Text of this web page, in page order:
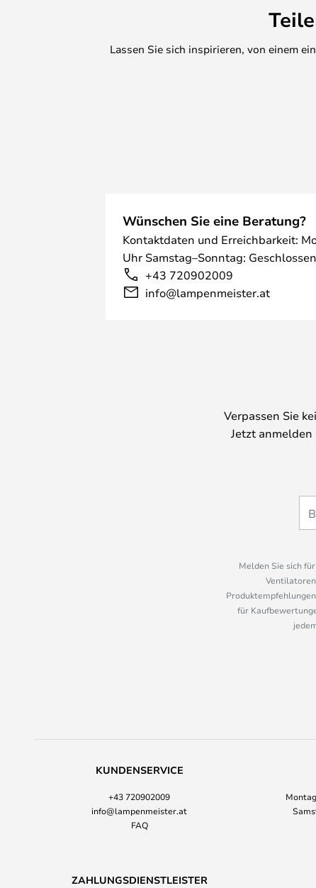
Lassen Sie sich inspirieren, von einem
Wünschen Sie eine Beratung?
Kontaktdaten und Erreichbarkeit:
Uhr Samstag–Sonntag: Geschlossen
+43 720902009
info@lampenmeister.at
Verpassen Sie
Jetzt
Melden Sie sich
für
KUNDENSERVICE
+43 720902009
info@lampenmeister.at
FAQ
ZAHLUNGSDIENSTLEISTER